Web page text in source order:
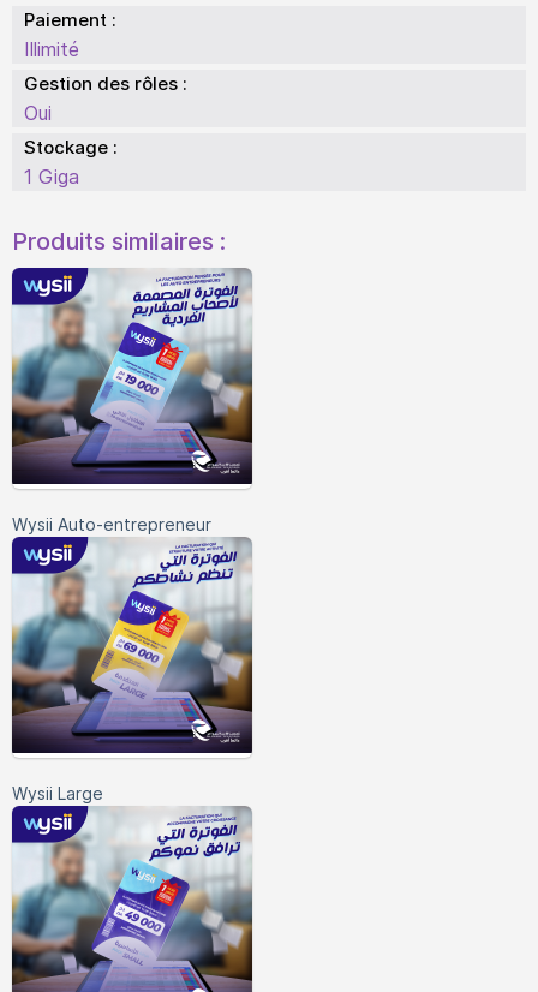
Paiement :
Illimité
Gestion des rôles :
Oui
Stockage :
1 Giga
Produits similaires :
Wysii Auto-entrepreneur
Wysii Large